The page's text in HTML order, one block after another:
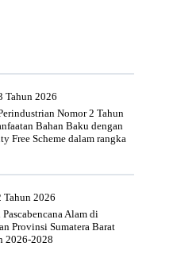
Tahun 2026
Nomor 2 Tahun
Bahan Baku dengan
Free Scheme dalam rangka
Tahun 2026
Alam di
Provinsi Sumatera Barat
2026-2028